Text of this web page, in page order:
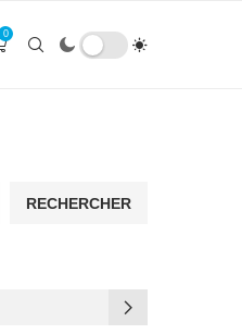
0
RECHERCHER